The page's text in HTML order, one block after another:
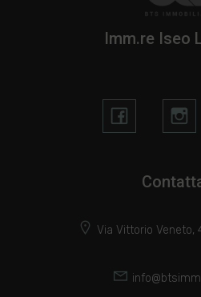
Imm.re Iseo
Via Vittorio Veneto,